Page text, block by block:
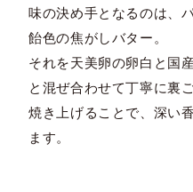
味の決め手となるのは、
飴色の焦がしバター。
それを天美卵の卵白と国
と混ぜ合わせて丁寧に裏
焼き上げることで、深い
ます。